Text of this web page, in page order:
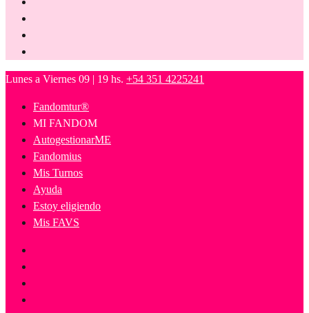
Lunes a Viernes 09 | 19 hs. +54 351 4225241
Fandomtur®
MI FANDOM
AutogestionarME
Fandomius
Mis Turnos
Ayuda
Estoy eligiendo
Mis FAVS